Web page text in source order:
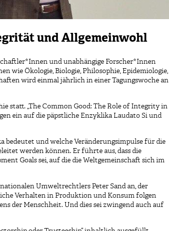
und Allgemeinwohl
und unabhängige Forscher*Innen
wie Ökologie, Biologie, Philosophie, Epidemiologie,
wird einmal jährlich in einer Tagungswoche an
statt. „The Common Good: The Role of Integrity in
ein auf die päpstliche Enzyklika Laudato Si und
bedeutet und welche Veränderungsimpulse für die
werden können. Er führte aus, dass die
Goals sei, auf die die Weltgemeinschaft sich im
Umweltrechtlers Peter Sand an, der
Verhalten in Produktion und Konsum folgen
der Menschheit. Und dies sei zwingend auch auf